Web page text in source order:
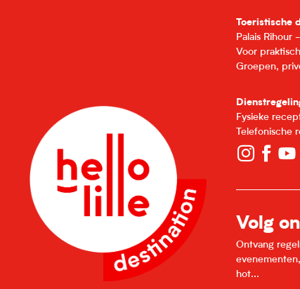
Toeristische
Palais
Voor
Groepen,
Fysieke
Telefonische
Volg
Ontvang
hot...